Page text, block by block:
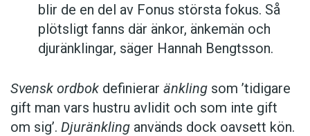
blir de en del av Fonus största fokus. Så
plötsligt fanns där änkor, änkemän och
djuränklingar, säger Hannah Bengtsson.
Svensk ordbok definierar änkling som ’tidigare
gift man vars hustru av­lidit och som inte gift
om sig’. Djuränkling används dock oavsett kön.